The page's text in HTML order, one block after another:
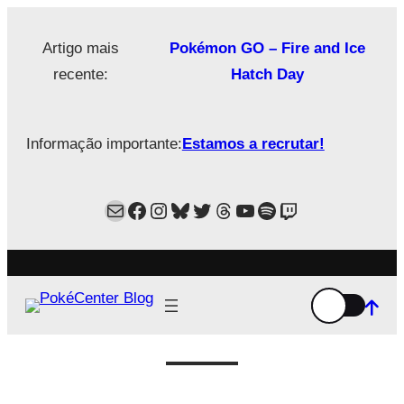
Artigo mais
recente:
Pokémon GO – Fire and Ice
Hatch Day
Informação importante:Estamos a recrutar!
MailFacebook
Instagram
Bluesky
Twitter
Estamos no Threads!
YouTube
Spotify
Twitch